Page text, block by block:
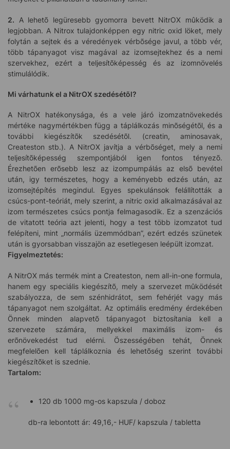
2. A lehetõ legüresebb gyomorra bevett NitrOX mûködik a
legjobban. A Nitrox tulajdonképpen egy nitric oxid löket, mely
folytán a sejtek és a véredények vérbõsége javul, a több vér,
több tápanyagot visz magával az izomsejtekhez és a nemi
szervekhez, ezért a teljesítõképesség és az izomnövelés
stimulálódik.
Mi várhatunk el a NitrOX szedésétõl?
A NitrOX hatékonysága, és a vele járó izomzatnövekedés
mértéke nagymértékben függ a táplálkozás minõségétõl, és a
további kiegészítõk szedésétõl. (creatin, aminosavak,
Createston stb.). A NitrOX javítja a vérbõséget, mely a nemi
teljesítõképesség szempontjából igen fontos tényezõ.
Érezhetõen erõsebb lesz az izompumpálás az elsõ bevétel
után, igy természetes, hogy a keményebb edzés után, az
izomsejtépítés megindul. Egyes spekulánsok felállították a
csúcs-pont-teóriát, mely szerint, a nitric oxid alkalmazásával az
izom természetes csúcs pontja felmagasodik. Ez a szenzációs
de vitatott teória azt jelenti, hogy a test több izomzatot tud
felépíteni, mint „normális üzemmódban”, ezért edzés szünetek
után is gyorsabban visszajön az esetlegesen leépült izomzat.
Figyelmeztetés:
A NitrOX más termék mint a Createston, nem all-in-one formula,
hanem egy speciális kiegészítõ, mely a szervezet mûködését
szabályozza, de sem szénhidrátot, sem fehérjét vagy más
tápanyagot nem szolgáltat. Az optimális eredmény érdekében
Önnek minden alapvetõ tápanyagot biztosítania kell a
szervezete számára, mellyekkel maximális izom- és
erõnövekedést tud elérni. Öszességében tehát, Önnek
megfelelõen kell táplálkoznia és lehetõség szerint további
kiegészítõket is szednie.
Tartalom:
120 db 1000 mg-os kapszula / doboz
db-ra lebontott ár: 49,16,- HUF/ kapszula / tabletta